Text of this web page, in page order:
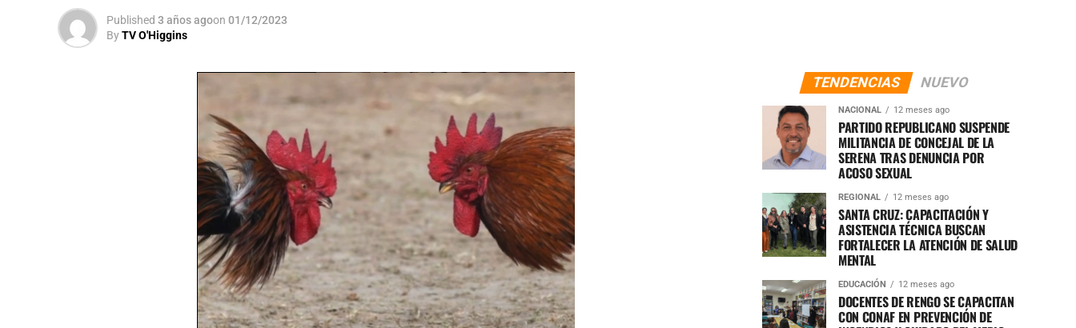
Published 3 años agoon 01/12/2023
ByTV O'Higgins
TENDENCIAS NUEVO
NACIONAL 12 meses ago
PARTIDO REPUBLICANO SUSPENDE
MILITANCIA DE CONCEJAL DE LA
SERENA TRAS DENUNCIA POR
ACOSO SEXUAL
REGIONAL 12 meses ago
SANTA CRUZ: CAPACITACIÓN Y
ASISTENCIA TÉCNICA BUSCAN
FORTALECER LA ATENCIÓN DE SALUD
MENTAL
EDUCACIÓN 12 meses ago
DOCENTES DE RENGO SE CAPACITAN
CON CONAF EN PREVENCIÓN DE